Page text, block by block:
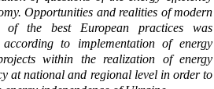
Opportunities and realities of modern
of the best European practices was
according to implementation of energy
within the realization of energy
at national and regional level in order to